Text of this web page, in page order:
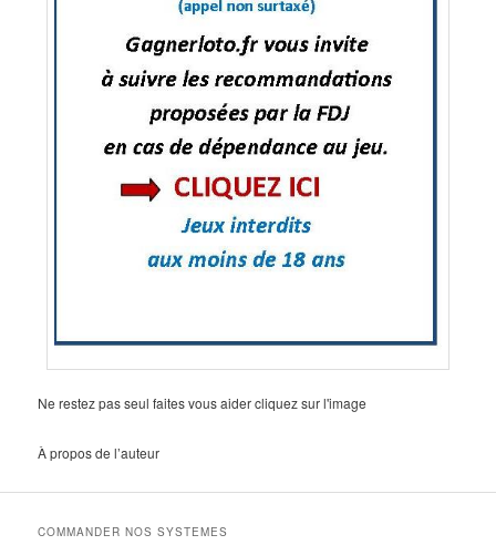
Ne restez pas seul faites vous aider cliquez sur l'image
À propos de l’auteur
COMMANDER NOS SYSTEMES